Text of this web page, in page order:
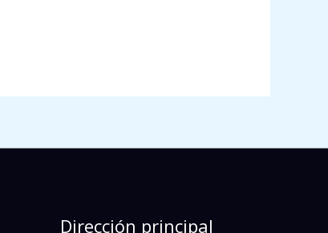
Dirección principal